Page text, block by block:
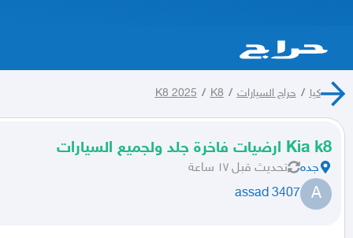
كيا / حراج السيارات /
K8 2025 / K8
Kia k8 ارضيات فاخرة جلد ولجميع السيارات
جده تحديث قبل ١٧ ساعة
A
assad 3407